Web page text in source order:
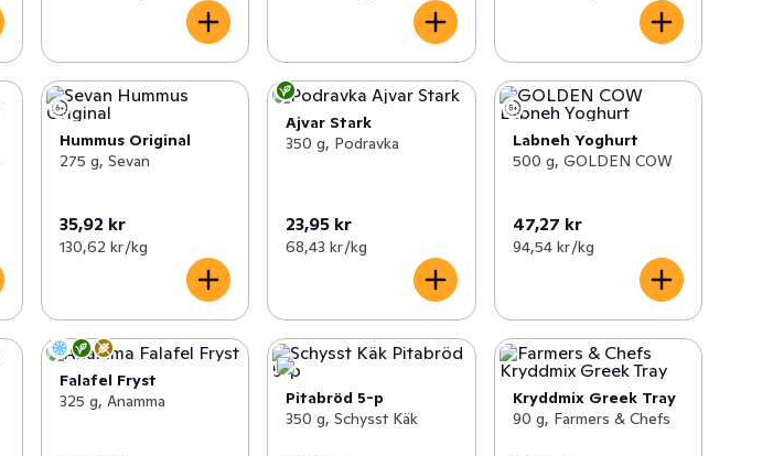
Hummus Original
275 g, Sevan
35,92 kr
130,62 kr /kg
Ajvar Stark
350 g, Podravka
23,95 kr
68,43 kr /kg
Labneh Yoghurt
500 g, GOLDEN COW
47,27 kr
94,54 kr /kg
Falafel Fryst
325 g, Anamma
Pitabröd 5-p
350 g, Schysst Käk
Kryddmix Greek Tray
90 g, Farmers & Chefs